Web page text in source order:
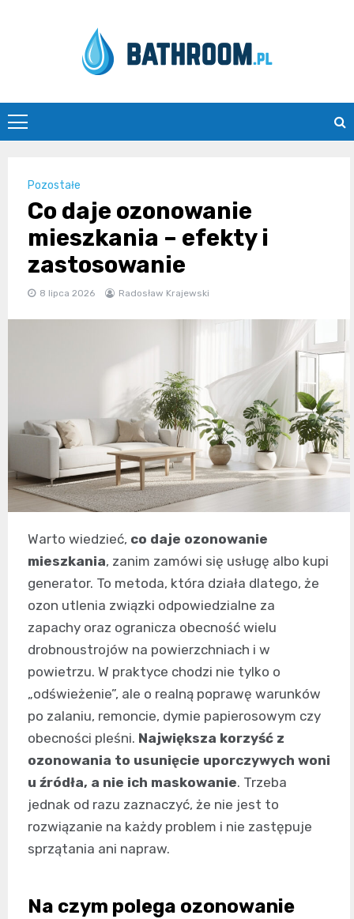
Bathroom.pl
Pozostałe
Co daje ozonowanie
mieszkania – efekty i
zastosowanie
8 lipca 2026 Radosław Krajewski
Warto wiedzieć, co daje ozonowanie
mieszkania, zanim zamówi się usługę albo kupi
generator. To metoda, która działa dlatego, że
ozon utlenia związki odpowiedzialne za
zapachy oraz ogranicza obecność wielu
drobnoustrojów na powierzchniach i w
powietrzu. W praktyce chodzi nie tylko o
„odświeżenie”, ale o realną poprawę warunków
po zalaniu, remoncie, dymie papierosowym czy
obecności pleśni. Największa korzyść z
ozonowania to usunięcie uporczywych woni
u źródła, a nie ich maskowanie. Trzeba
jednak od razu zaznaczyć, że nie jest to
rozwiązanie na każdy problem i nie zastępuje
sprzątania ani napraw.
Na czym polega ozonowanie